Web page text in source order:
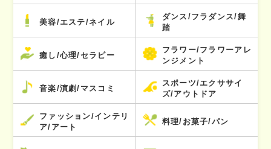
美容/エステ/ネイル
ダンス/フラダンス/舞
踏
癒し/心理/セラピー
フラワー/フラワーアレ
ンジメント
音楽/演劇/マスコミ
スポーツ/エクササイ
ズ/アウトドア
ファッション/インテリ
ア/アート
料理/お菓子/パン